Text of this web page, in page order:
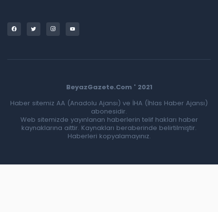
BeyazGazete.Com ' 2021
Haber sitemiz AA (Anadolu Ajansı) ve İHA (İhlas Haber Ajansı)
abonesidir.
Web sitemizde yayınlanan haberlerin telif hakları haber
kaynaklarına aittir. Kaynakları beraberinde belirtilmiştir.
Haberleri kopyalamayınız.